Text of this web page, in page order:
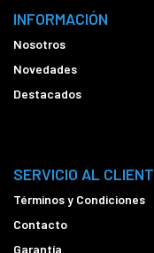
INFORMACIÓN
Nosotros
Novedades
Destacados
SERVICIO AL
Términos y Condiciones
Contacto
Garantía